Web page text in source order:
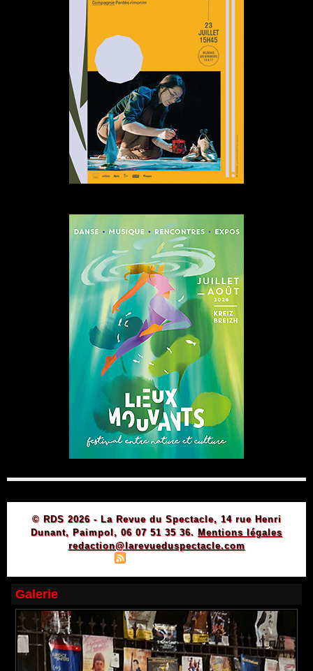
© RDS 2026 - La Revue du Spectacle, 14 rue Henri
Dunant, Paimpol, 06 07 51 35 36. Mentions légales
redaction@larevueduspectacle.com
Galerie